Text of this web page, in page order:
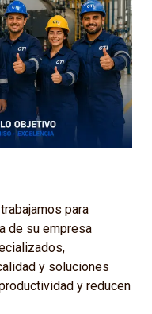
trabajamos para
de su empresa
y soluciones
y reducen